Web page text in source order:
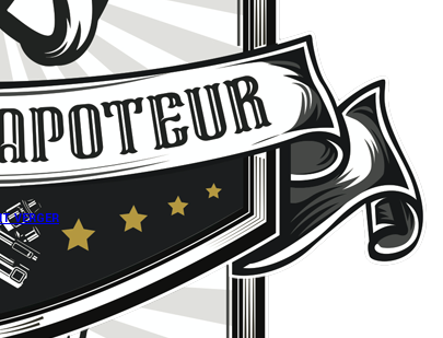
VERGER